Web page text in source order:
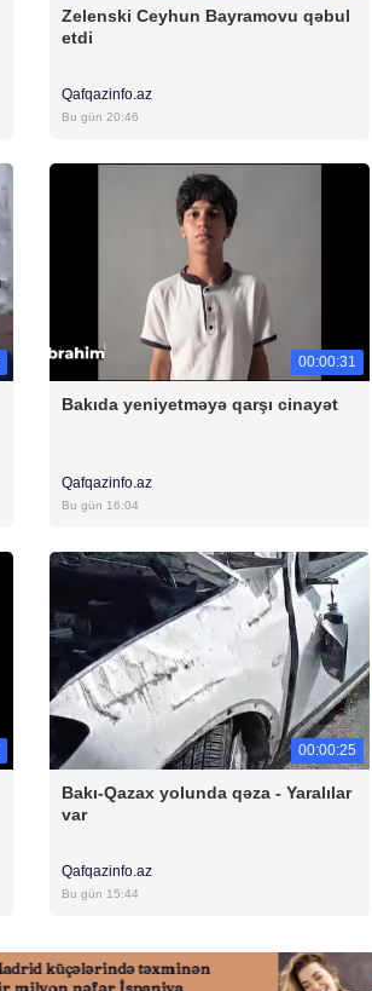
Zelenski Ceyhun Bayramovu qəbul
etdi
Qafqazinfo.az
Bu gün 20:46
00:00:31
Bakıda yeniyetməyə qarşı cinayət
Qafqazinfo.az
Bu gün 16:04
00:00:25
Bakı-Qazax yolunda qəza - Yaralılar
var
Qafqazinfo.az
Bu gün 15:44